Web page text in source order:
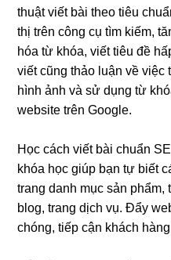
thuật viết bài theo tiêu
thị trên công cụ tìm kiếm,
hóa từ khóa, viết tiêu đề
viết cũng thảo luận về việc
hình ảnh và sử dụng từ
website trên Google.
Học cách viết bài chuẩn
khóa học giúp bạn tự biết
trang danh mục sản phẩm,
blog, trang dịch vụ. Đẩy
chóng, tiếp cận khách